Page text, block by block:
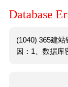
Database
(1040) 365建
因：1、数据库